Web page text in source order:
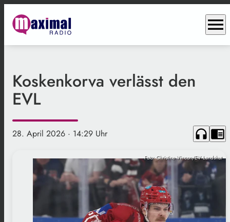
menu
Koskenkorva verlässt den
EVL
28. April 2026 · 14:29 Uhr headphones chrome_reader_mode
Foto: Christine Vincon/EV Landshut